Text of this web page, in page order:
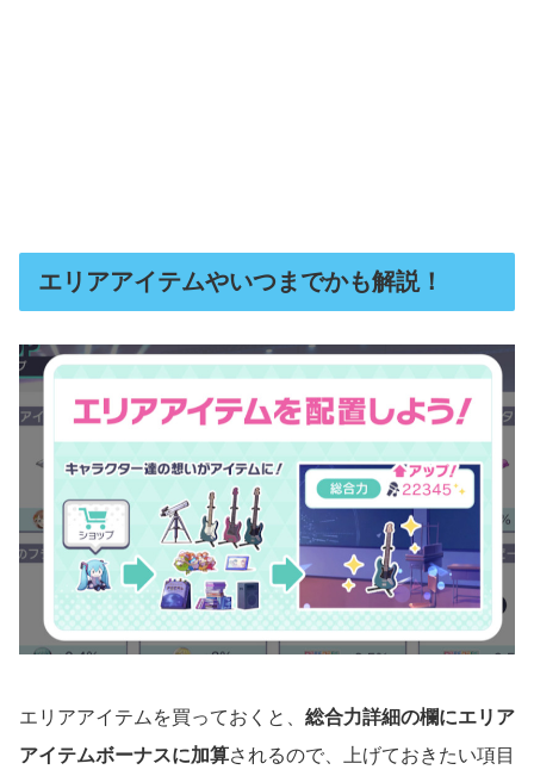
エリアアイテムやいつまでかも解説！
エリアアイテムを買っておくと、 総合力詳細の欄にエリア
アイテムボーナスに加算されるので、上げておきたい項目